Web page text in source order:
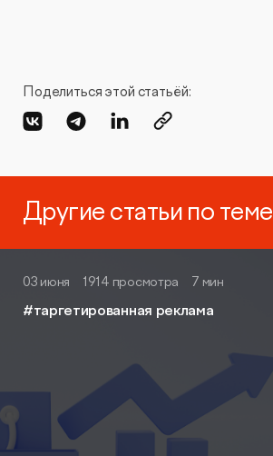
Поделиться этой статьёй:
Другие статьи по теме
03 июня 1914 просмотра 7 мин
#таргетированная реклама